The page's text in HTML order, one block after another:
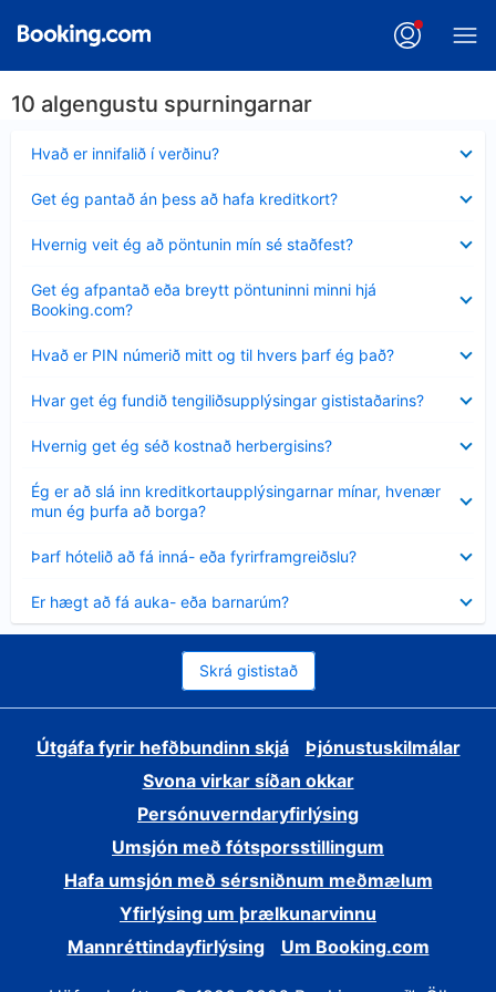
10 algengustu spurningarnar
Hvað er innifalið í verðinu?
sýnt
Get ég pantað án þess að hafa kreditkort?
sýnt
Hvernig veit ég að pöntunin mín sé staðfest?
sýnt
Get ég afpantað eða breytt pöntuninni minni hjá
Booking.com?
sýnt
Hvað er PIN númerið mitt og til hvers þarf ég það?
sýnt
Hvar get ég fundið tengiliðsupplýsingar gististaðarins?
sýnt
Hvernig get ég séð kostnað herbergisins?
sýnt
Ég er að slá inn kreditkortaupplýsingarnar mínar, hvenær
mun ég þurfa að borga?
Minna
sýnt
Þarf hótelið að fá inná- eða fyrirframgreiðslu?
sýnt
Er hægt að fá auka- eða barnarúm?
sýnt
Skrá gististað
Útgáfa fyrir hefðbundinn skjá
Þjónustuskilmálar
Svona virkar síðan okkar
Persónuverndaryfirlýsing
Umsjón með fótsporsstillingum
Hafa umsjón með sérsniðnum meðmælum
Yfirlýsing um þrælkunarvinnu
Mannréttindayfirlýsing
Um Booking.com